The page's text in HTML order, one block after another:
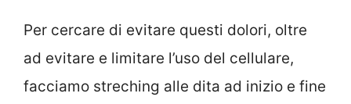
Per cercare di evitare questi dolori, oltre
ad evitare e limitare l’uso del cellulare,
facciamo streching alle dita ad inizio e fine